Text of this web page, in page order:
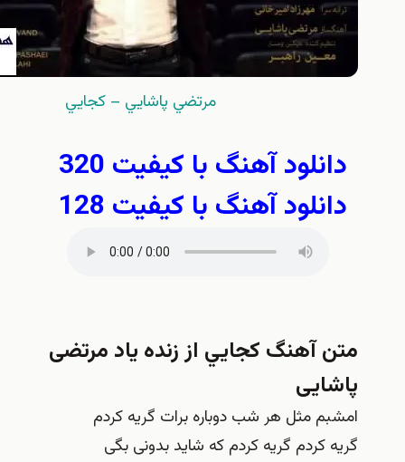
مرتضي پاشايي – كجايي
آهنگ با کیفیت 320
آهنگ با کیفیت 128
آهنگ كجايي از زنده ياد مرتضی
مثل هر شب دوباره برات گریه کردم
کردم گریه کردم که شاید بدونی بگی